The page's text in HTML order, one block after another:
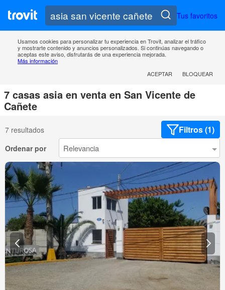
Tus favoritos
Usamos cookies para personalizar tu experiencia en Trovit, analizar el tráfico
y mostrarte contenido y anuncios personalizados. Si continúas navegando o
aceptas este aviso, disfrutarás de una experiencia mejorada.
Más información
ACEPTAR
BLOQUEAR
7 casas asia en venta en San Vicente de
Cañete
7 resultados Filtros (1)
Ordenar por